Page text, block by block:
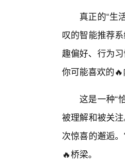
真正的“生
叹的智能推荐
趣偏好、行为
你可能喜欢的
这是一种“
被理解和被关
次惊喜的邂逅
🔥桥梁。